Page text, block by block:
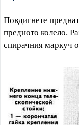
Повдигнете
предното колело.
спирачния маркуч